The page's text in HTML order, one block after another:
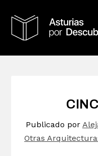
Publicado por
Otras